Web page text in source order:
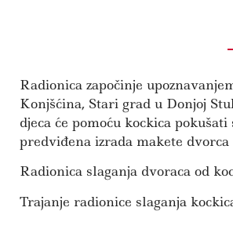
Radionica započinje
Konjšćina, Stari grad u Donjoj
djeca će pomoću kockica
predviđena izrada makete dvorca
Radionica slaganja dvoraca od
Trajanje radionice slaganja